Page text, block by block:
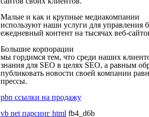
Малые и как и крупные медиакомпании
используют наши услуги для управления
ежедневный контент на тысячах веб-
Большие корпорации
мы гордимся тем, что среди наших
знания для SEO в целях SEO, а равным
публиковать новости своей компании
прессы.
pbn ссылки на продажу
vb net парсинг html fb4_d6b